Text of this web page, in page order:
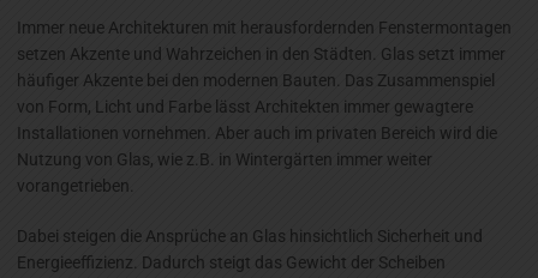
Immer neue Architekturen mit herausfordernden Fenstermontagen
setzen Akzente und Wahrzeichen in den Städten. Glas setzt immer
häufiger Akzente bei den modernen Bauten. Das Zusammenspiel
von Form, Licht und Farbe lässt Architekten immer gewagtere
Installationen vornehmen. Aber auch im privaten Bereich wird die
Nutzung von Glas, wie z.B. in Wintergärten immer weiter
vorangetrieben.
Dabei steigen die Ansprüche an Glas hinsichtlich Sicherheit und
Energieeffizienz. Dadurch steigt das Gewicht der Scheiben